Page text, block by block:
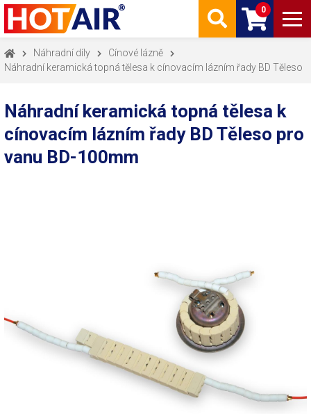
0
Náhradní díly
Cínové lázně
Náhradní keramická topná tělesa k cínovacím lázním řady BD Těleso
Náhradní keramická topná tělesa k
cínovacím lázním řady BD Těleso pro
vanu BD-100mm